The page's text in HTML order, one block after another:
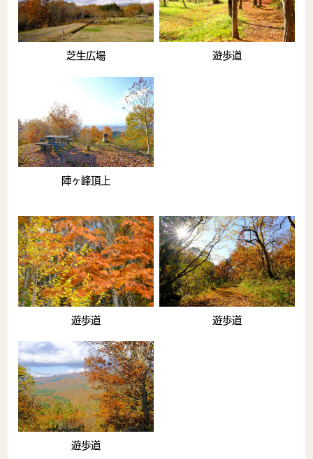
芝生広場 遊歩道
陣ヶ峰頂上
遊歩道 遊歩道
遊歩道